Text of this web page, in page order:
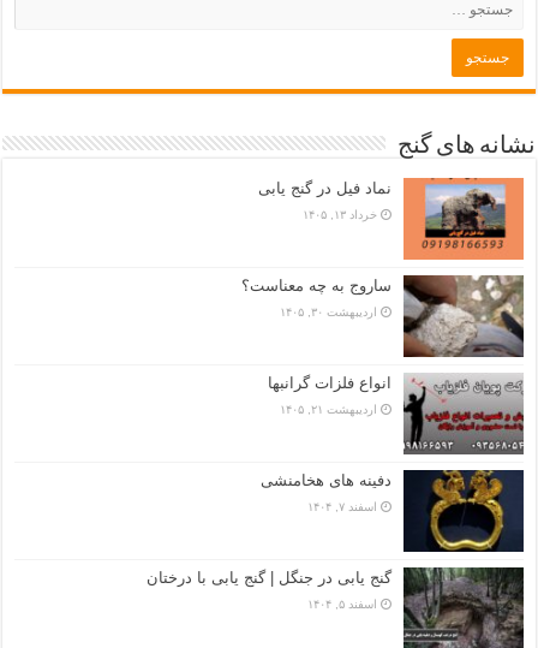
نشانه های گنج
نماد فیل در گنج یابی
خرداد ۱۳, ۱۴۰۵
ساروج به چه معناست؟
اردیبهشت ۳۰, ۱۴۰۵
انواع فلزات گرانبها
اردیبهشت ۲۱, ۱۴۰۵
دفینه های هخامنشی
اسفند ۷, ۱۴۰۴
گنج یابی در جنگل | گنج یابی با درختان
اسفند ۵, ۱۴۰۴